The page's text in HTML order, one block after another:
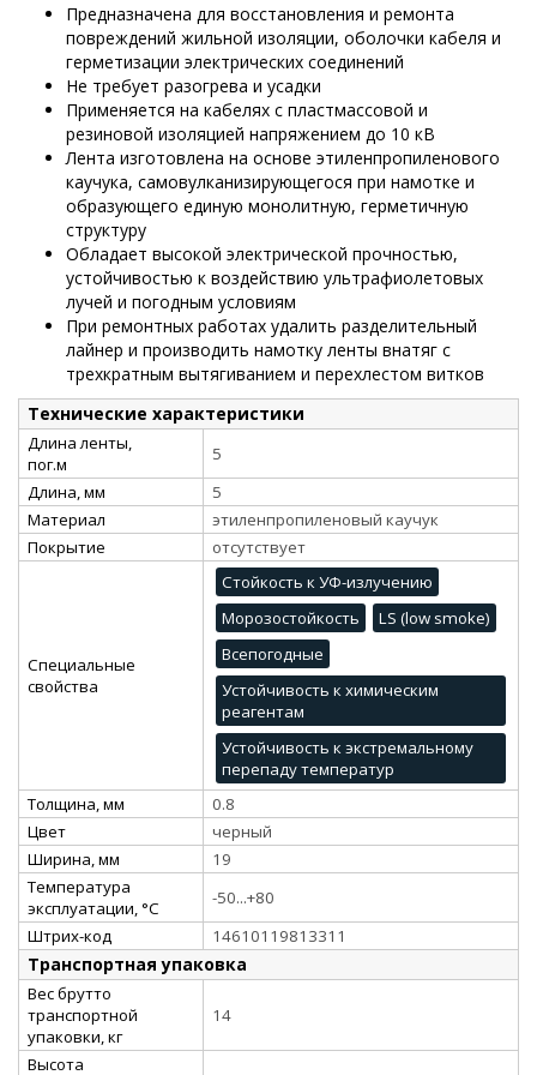
Предназначена для восстановления и ремонта
повреждений жильной изоляции, оболочки кабеля и
герметизации электрических соединений
Не требует разогрева и усадки
Применяется на кабелях с пластмассовой и
резиновой изоляцией напряжением до 10 кВ
Лента изготовлена на основе этиленпропиленового
каучука, самовулканизирующегося при намотке и
образующего единую монолитную, герметичную
структуру
Обладает высокой электрической прочностью,
устойчивостью к воздействию ультрафиолетовых
лучей и погодным условиям
При ремонтных работах удалить разделительный
лайнер и производить намотку ленты внатяг с
трехкратным вытягиванием и перехлестом витков
Технические характеристики
Длина ленты,
пог.м
5
Длина, мм
5
Материал
этиленпропиленовый каучук
Покрытие
отсутствует
Специальные
свойства
Стойкость к УФ-излучению
Морозостойкость
LS (low smoke)
Всепогодные
Устойчивость к химическим
реагентам
Устойчивость к экстремальному
перепаду температур
Толщина, мм
0.8
Цвет
черный
Ширина, мм
19
Температура
эксплуатации, °C
-50...+80
Штрих-код
14610119813311
Транспортная упаковка
Вес брутто
транспортной
упаковки, кг
14
Высота